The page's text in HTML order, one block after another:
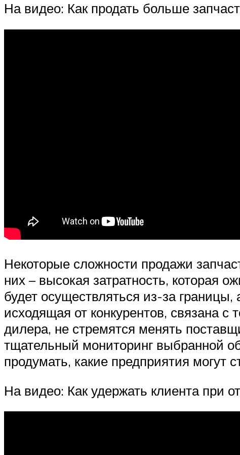
На видео: Как продать больше
Некоторые сложности продажи
них – высокая затратность, которая
будет осуществляться из-за
исходящая от конкурентов, связана
дилера, не стремятся менять
тщательный мониторинг выбранной
продумать, какие предприятия могут
На видео: Как удержать клиента при